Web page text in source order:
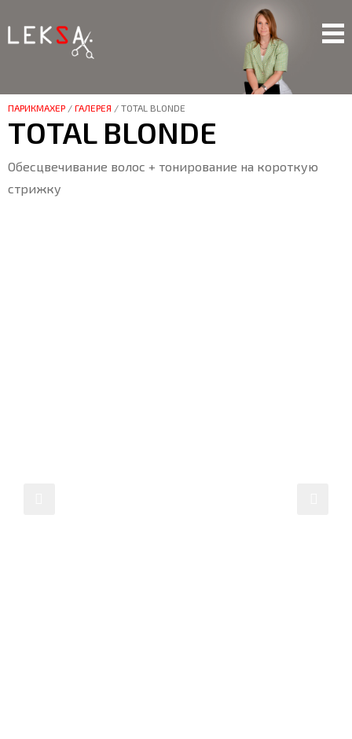
ПАРИКМАХЕР / ГАЛЕРЕЯ / TOTAL BLONDE
TOTAL BLONDE
Обесцвечивание волос + тонирование на короткую
стрижку